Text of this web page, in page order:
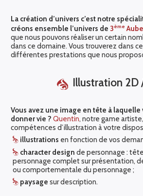
La création d’univers c’est notre
créons ensemble l’univers de 3ème Aube
que nous pouvons réaliser un certain
dans ce domaine. Vous trouverez dans
différentes prestations que nous
Illustration 2D
Vous avez une image en tête à
donner vie ? Quentin, notre game
compétences d’illustration à votre
illustrations en fonction de vos
character design de personnage :
personnage complet sur présentation,
ou comportementale du personnage ;
paysage sur description.